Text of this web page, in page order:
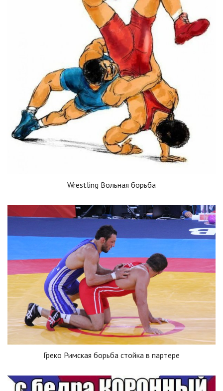
Wrestling Вольная борьба
Греко Римская борьба стойка в партере